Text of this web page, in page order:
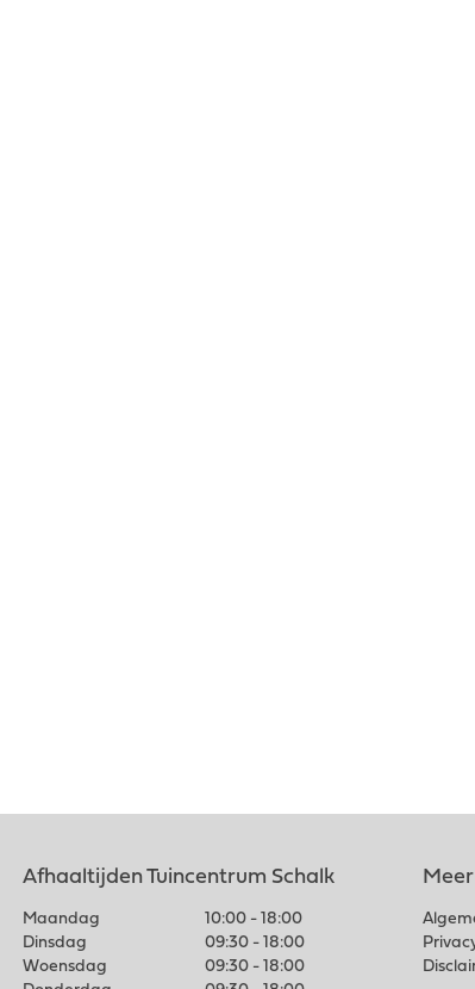
Afhaaltijden Tuincentrum Schalk
Maandag
10:00 - 18:00
Dinsdag
09:30 - 18:00
Woensdag
09:30 - 18:00